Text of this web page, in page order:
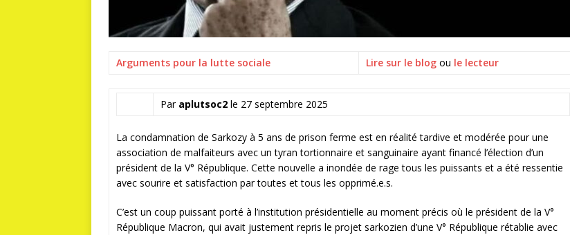
Arguments pour la lutte sociale Lire sur le blog ou le lecteur
Par aplutsoc2 le 27 septembre 2025
La condamnation de Sarkozy à 5 ans de prison ferme est en réalité tardive et modérée pour une
association de malfaiteurs avec un tyran tortionnaire et sanguinaire ayant financé l’élection d’un
président de la V° République. Cette nouvelle a inondée de rage tous les puissants et a été ressentie
avec sourire et satisfaction par toutes et tous les opprimé.e.s.
C’est un coup puissant porté à l’institution présidentielle au moment précis où le président de la V°
République Macron, qui avait justement repris le projet sarkozien d’une V° République rétablie avec